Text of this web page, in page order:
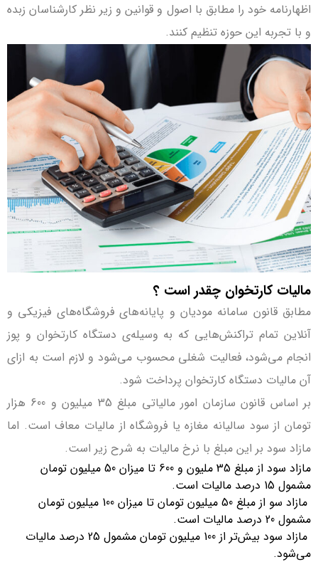
اظهارنامه خود را مطابق با اصول و قوانین و زیر نظر کارشناسان زبده
و با تجربه این حوزه تنظیم کنند.
مالیات کارتخوان چقدر است ؟
مطابق قانون سامانه مودیان و پایانه‌های فروشگاه‌های فیزیکی و
آنلاین تمام تراکنش‌هایی که به وسیله‌ی دستگاه کارتخوان و پوز
انجام می‌شود، فعالیت شغلی محسوب می‌شود و لازم است به ازای
آن مالیات دستگاه کارتخوان پرداخت شود.
بر اساس قانون سازمان امور مالیاتی مبلغ 35 میلیون و 600 هزار
تومان از سود سالیانه مغازه یا فروشگاه از مالیات معاف است. اما
مازاد سود بر این مبلغ با نرخ مالیات به شرح زیر است.
مازاد سود از مبلغ 35 ملیون و 600 تا میزان 50 میلیون تومان
مشمول 15 درصد مالیات است.
مازاد سو از مبلغ 50 میلیون تومان تا میزان 100 میلیون تومان
مشمول 20 درصد مالیات است.
مازاد سود بیش‌تر از 100 میلیون تومان مشمول 25 درصد مالیات
می‌شود.